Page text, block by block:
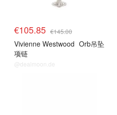
€105.85 €145.00
Vivienne Westwood Orb吊坠
项链
@dealmoon.de